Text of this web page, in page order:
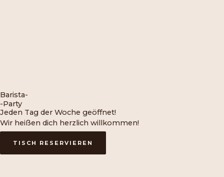
Barista-
-Party
Jeden Tag der Woche geöffnet!
Wir heißen dich herzlich willkommen!
TISCH RESERVIEREN